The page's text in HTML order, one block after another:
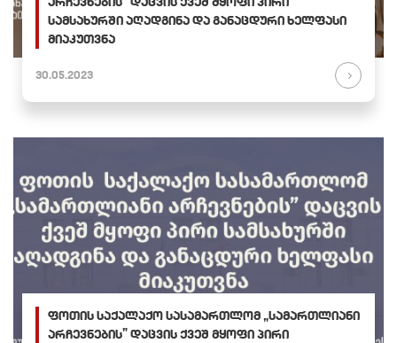
სამსახურში აღადგინა და განაცდური ხელფასი
მიაკუთვნა
30.05.2023
ფოთის საქალაქო სასამართლომ „სამართლიანი
არჩევნების” დაცვის ქვეშ მყოფი პირი